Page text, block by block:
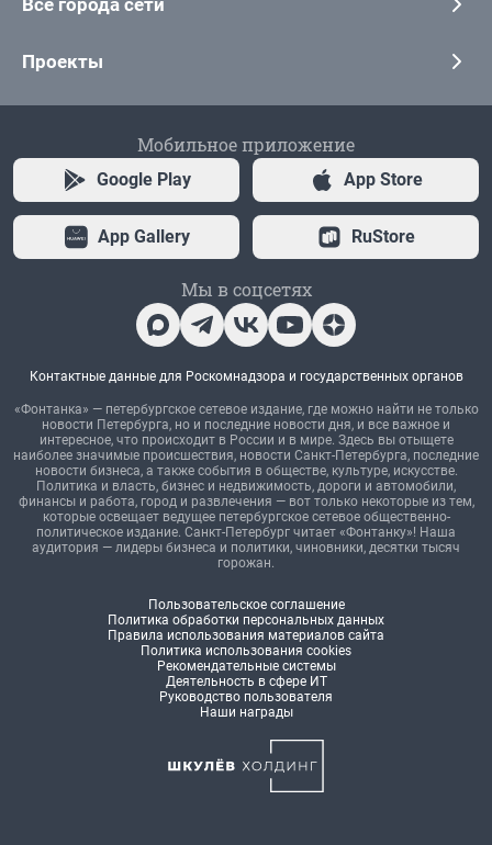
Проекты
Мобильное приложение
Google Play App Store
App Gallery RuStore
Мы в соцсетях
Контактные данные для Роскомнадзора и государственных органов
«Фонтанка» — петербургское сетевое издание, где можно найти не только
новости Петербурга, но и последние новости дня, и все важное и
интересное, что происходит в России и в мире. Здесь вы отыщете
наиболее значимые происшествия, новости Санкт-Петербурга, последние
новости бизнеса, а также события в обществе, культуре, искусстве.
Политика и власть, бизнес и недвижимость, дороги и автомобили,
финансы и работа, город и развлечения — вот только некоторые из тем,
которые освещает ведущее петербургское сетевое общественно-
политическое издание. Санкт-Петербург читает «Фонтанку»! Наша
аудитория — лидеры бизнеса и политики, чиновники, десятки тысяч
горожан.
Пользовательское соглашение
Политика обработки персональных данных
Правила использования материалов сайта
Политика использования cookies
Рекомендательные системы
Деятельность в сфере ИТ
Руководство пользователя
Наши награды